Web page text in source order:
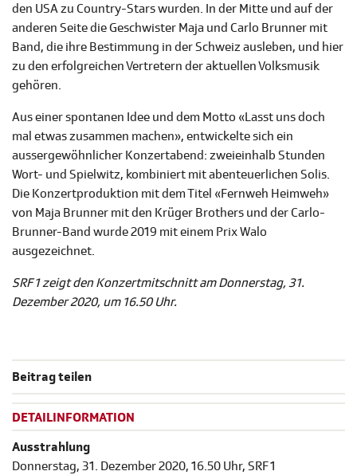
den USA zu Country-Stars wurden. In der Mitte und auf der
anderen Seite die Geschwister Maja und Carlo Brunner mit
Band, die ihre Bestimmung in der Schweiz ausleben, und hier
zu den erfolgreichen Vertretern der aktuellen Volksmusik
gehören.
Aus einer spontanen Idee und dem Motto «Lasst uns doch
mal etwas zusammen machen», entwickelte sich ein
aussergewöhnlicher Konzertabend: zweieinhalb Stunden
Wort- und Spielwitz, kombiniert mit abenteuerlichen Solis.
Die Konzertproduktion mit dem Titel «Fernweh Heimweh»
von Maja Brunner mit den Krüger Brothers und der Carlo-
Brunner-Band wurde 2019 mit einem Prix Walo
ausgezeichnet.
SRF 1 zeigt den Konzertmitschnitt am Donnerstag, 31.
Dezember 2020, um 16.50 Uhr.
Beitrag teilen
DETAILINFORMATION
Ausstrahlung
Donnerstag, 31. Dezember 2020, 16.50 Uhr, SRF 1